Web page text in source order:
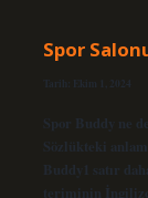
Spor
Tarih: Ekim 1, 2024
Spor Buddy ne
Sözlükteki
Buddy1 satır
teriminin